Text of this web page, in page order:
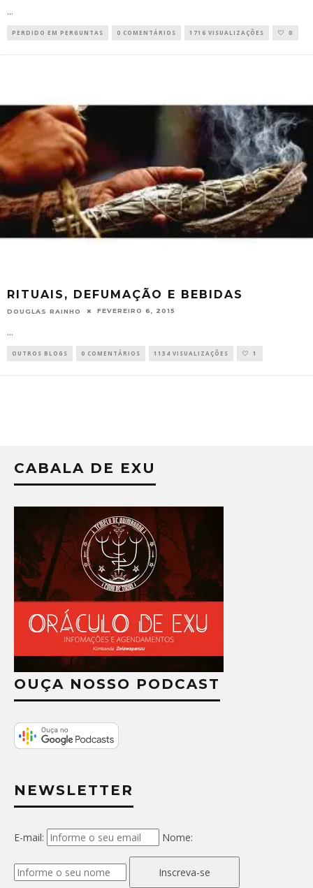
...
PERDIDO EM PERGUNTAS 0 COMENTÁRIOS 1716 VISUALIZAÇÕES 0
RITUAIS, DEFUMAÇÃO E BEBIDAS
DOUGLAS RAINHO FEVEREIRO 6, 2015
...
OUTROS BLOGS 0 COMENTÁRIOS 1134 VISUALIZAÇÕES 1
CABALA DE EXU
OUÇA NOSSO PODCAST
NEWSLETTER
E-mail: Nome:
Inscreva-se